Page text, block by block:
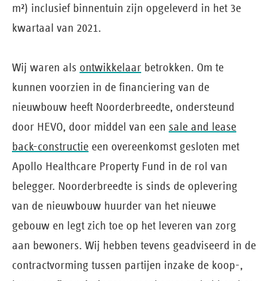
m²) inclusief binnentuin zijn opgeleverd in het 3e
kwartaal van 2021.
Wij waren als ontwikkelaar betrokken. Om te
kunnen voorzien in de financiering van de
nieuwbouw heeft Noorderbreedte, ondersteund
door HEVO, door middel van een sale and lease
back-constructie een overeenkomst gesloten met
Apollo Healthcare Property Fund in de rol van
belegger. Noorderbreedte is sinds de oplevering
van de nieuwbouw huurder van het nieuwe
gebouw en legt zich toe op het leveren van zorg
aan bewoners. Wij hebben tevens geadviseerd in de
contractvorming tussen partijen inzake de koop-,